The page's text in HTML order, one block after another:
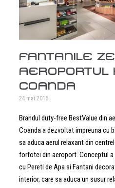
FANTANILE
AEROPORTUL
COANDA
24 mai 2016
Brandul duty-free BestValue din
Coanda a dezvoltat impreuna cu
sa aduca aerul relaxant din
forfotei din aeroport. Conceptul
cu Pereti de Apa si Fantani
interior, care sa aduca un susur